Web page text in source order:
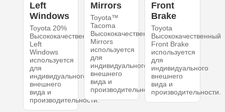
Left
Windows
Toyota 20%
Высококачественный
Left
Windows
используется
для
индивидуального
внешнего
вида и
производительности.
Mirrors
Toyota™
Tacoma
Высококачественный
Mirrors
используется
для
индивидуального
внешнего
вида и
производительности.
Front
Brake
Toyota
Высококачественный
Front Brake
используется
для
индивидуального
внешнего
вида и
производительности.